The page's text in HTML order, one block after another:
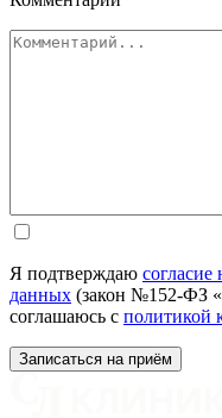
Я подтверждаю
данных (закон №152-ФЗ
соглашаюсь с политикой